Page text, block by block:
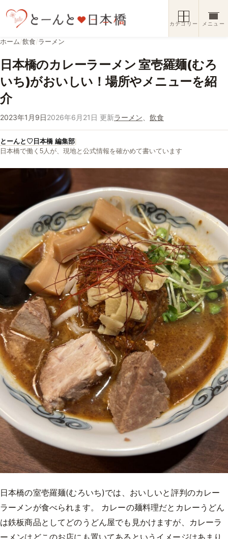
カテゴリー メニュー
ホーム/飲食/ラーメン
日本橋のカレーラーメン 室壱羅麺(むろ
いち)がおいしい！場所やメニューを紹
介
2023年1月9日2026年6月21日 更新ラーメン 飲食
とーんと♡日本橋 編集部
日本橋で働く5人が、現地と公式情報を確かめて書いています
日本橋の室壱羅麺(むろいち)では、おいしいと評判のカレー
ラーメンが食べられます。 カレーの麺料理だとカレーうどん
は鉄板商品としてどのうどん屋でも見かけますが、カレーラ